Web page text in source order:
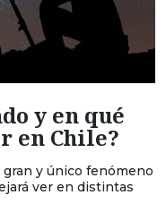
y en qué
en Chile?
y único fenómeno
ver en distintas